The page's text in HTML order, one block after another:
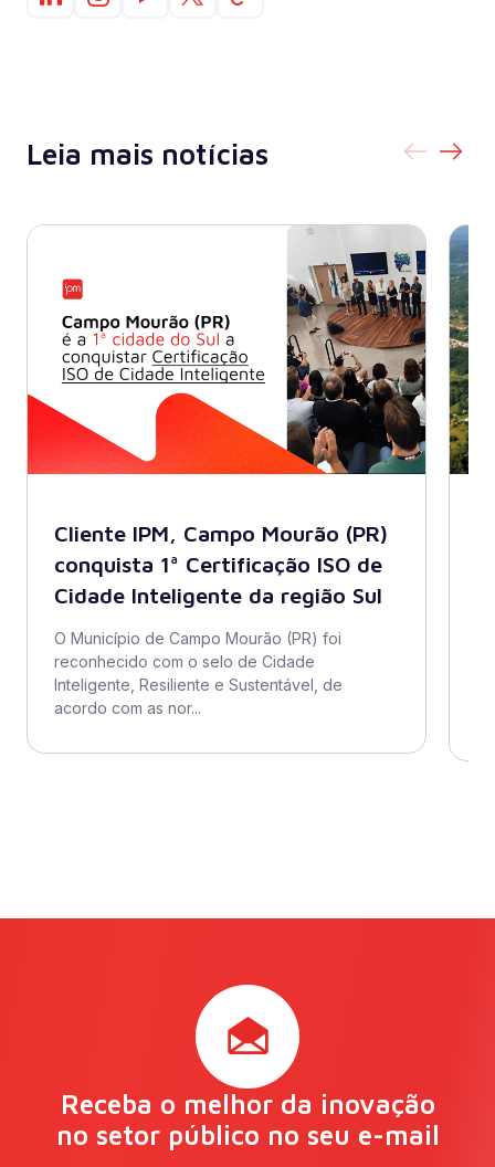
Leia mais notícias
Cliente IPM, Campo Mourão (PR)
conquista 1ª Certificação ISO de
Cidade Inteligente da região Sul
O Município de Campo Mourão (PR) foi
reconhecido com o selo de Cidade
Inteligente, Resiliente e Sustentável, de
acordo com as nor...
Receba o melhor da inovação
no setor público no seu e-mail